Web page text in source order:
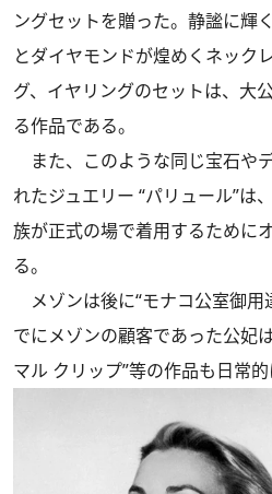
ングセットを贈った。静謐に輝
とダイヤモンドが煌めくネック
グ、イヤリングのセットは、大
る作品である。
また、このような同じ宝石や
れたジュエリー “パリュール”は
族が正式の場で着用するために
る。
メゾンは後に“モナコ公室御用
でにメゾンの顧客であった公妃
マル クリップ”等の作品も日常的